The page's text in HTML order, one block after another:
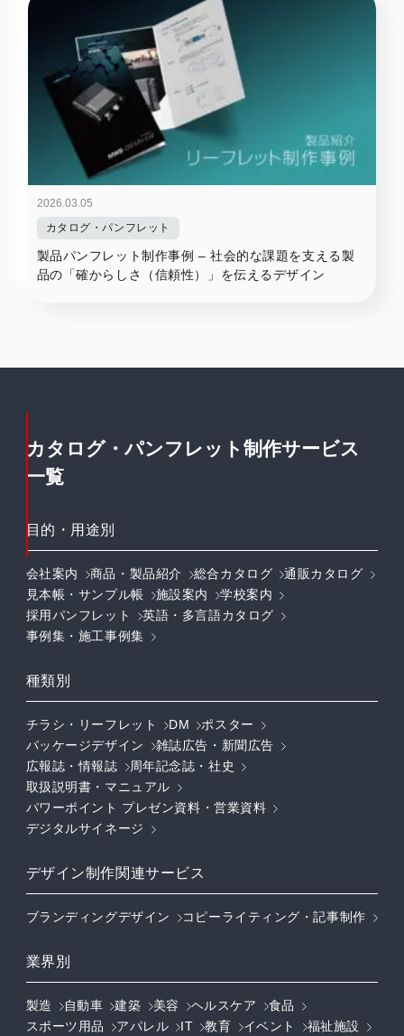
2026.03.05
カタログ・パンフレット
製品パンフレット制作事例 – 社会的な課題を支える製
品の「確からしさ（信頼性）」を伝えるデザイン
カタログ・パンフレット制作サービス
一覧
目的・用途別
会社案内 商品・製品紹介 総合カタログ
通販カタログ
見本帳・サンプル帳
施設案内
学校案内
採用パンフレット
英語・多言語カタログ
事例集・施工事例集
種類別
チラシ・リーフレット DM
ポスター
パッケージデザイン
雑誌広告・新聞広告
広報誌・情報誌
周年記念誌・社史
取扱説明書・マニュアル
パワーポイント プレゼン資料・営業資料
デジタルサイネージ
デザイン制作関連サービス
ブランディングデザイン コピーライティング・記事制作
業界別
製造 自動車 建築 美容 ヘルスケア
食品
スポーツ用品
アパレル IT 教育 イベント
福祉施設